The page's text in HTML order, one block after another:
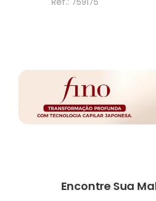
Ref.: 759175
Encontre Sua